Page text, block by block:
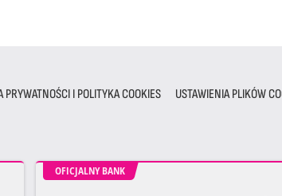
PRYWATNOŚCI I POLITYKA COOKIES USTAWIENIA PLIKÓW
OFICJALNY BANK